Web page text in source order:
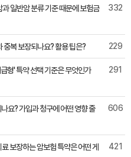
일반암 분류 기준 때문에 보험금
332
중복 보장되나요? 활용 팁은? 229
형' 특약 선택 기준은 무엇인가
291
요? 가입과 청구에 어떤 영향 줄
606
보장하는 암보험 특약은 어떤 게
421